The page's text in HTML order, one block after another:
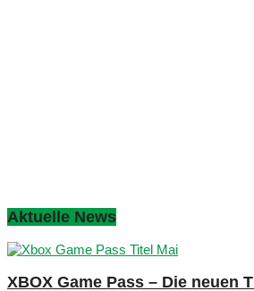
Aktuelle News
XBOX Game Pass – Die neuen